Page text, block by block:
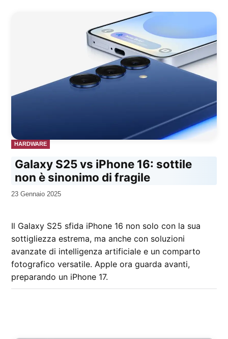
PUBBLICATO
IN
HARDWARE
Galaxy S25 vs iPhone 16: sottile
non è sinonimo di fragile
da
23 Gennaio 2025
Il Galaxy S25 sfida iPhone 16 non solo con la sua
sottigliezza estrema, ma anche con soluzioni
avanzate di intelligenza artificiale e un comparto
fotografico versatile. Apple ora guarda avanti,
preparando un iPhone 17.